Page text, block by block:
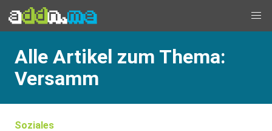
Alle Artikel zum Thema:
Versamm
Soziales